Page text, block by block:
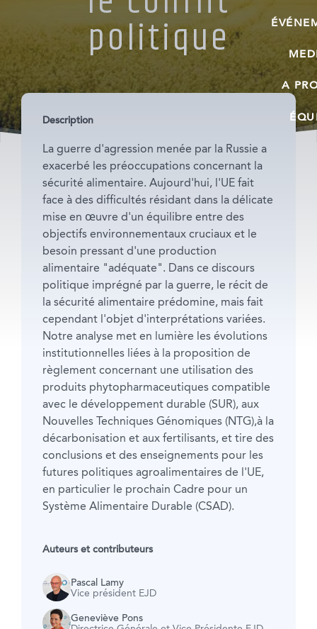
A
politique
Description
La guerre d'agression menée par la Russie a
exacerbé les préoccupations concernant la
sécurité alimentaire. Aujourd'hui, l'UE fait
face à des difficultés résidant dans la délicate
mise en œuvre d'un équilibre entre des
objectifs environnementaux cruciaux et le
besoin pressant d'une production
alimentaire "adéquate". Dans ce discours
politique imprégné par la guerre, le récit de
la sécurité alimentaire prédomine, mais fait
cependant l'objet d'interprétations variées.
Notre analyse met en lumière les évolutions
institutionnelles liées à la proposition de
règlement concernant une utilisation des
produits phytopharmaceutiques compatible
avec le développement durable (SUR), aux
Nouvelles Techniques Génomiques (NTG),à la
décarbonisation et aux fertilisants, et tire des
conclusions et des enseignements pour les
futures politiques agroalimentaires de l'UE,
en particulier le prochain Cadre pour un
Système Alimentaire Durable (CSAD).
Auteurs et contributeurs
Pascal Lamy
Vice président EJD
Geneviève Pons